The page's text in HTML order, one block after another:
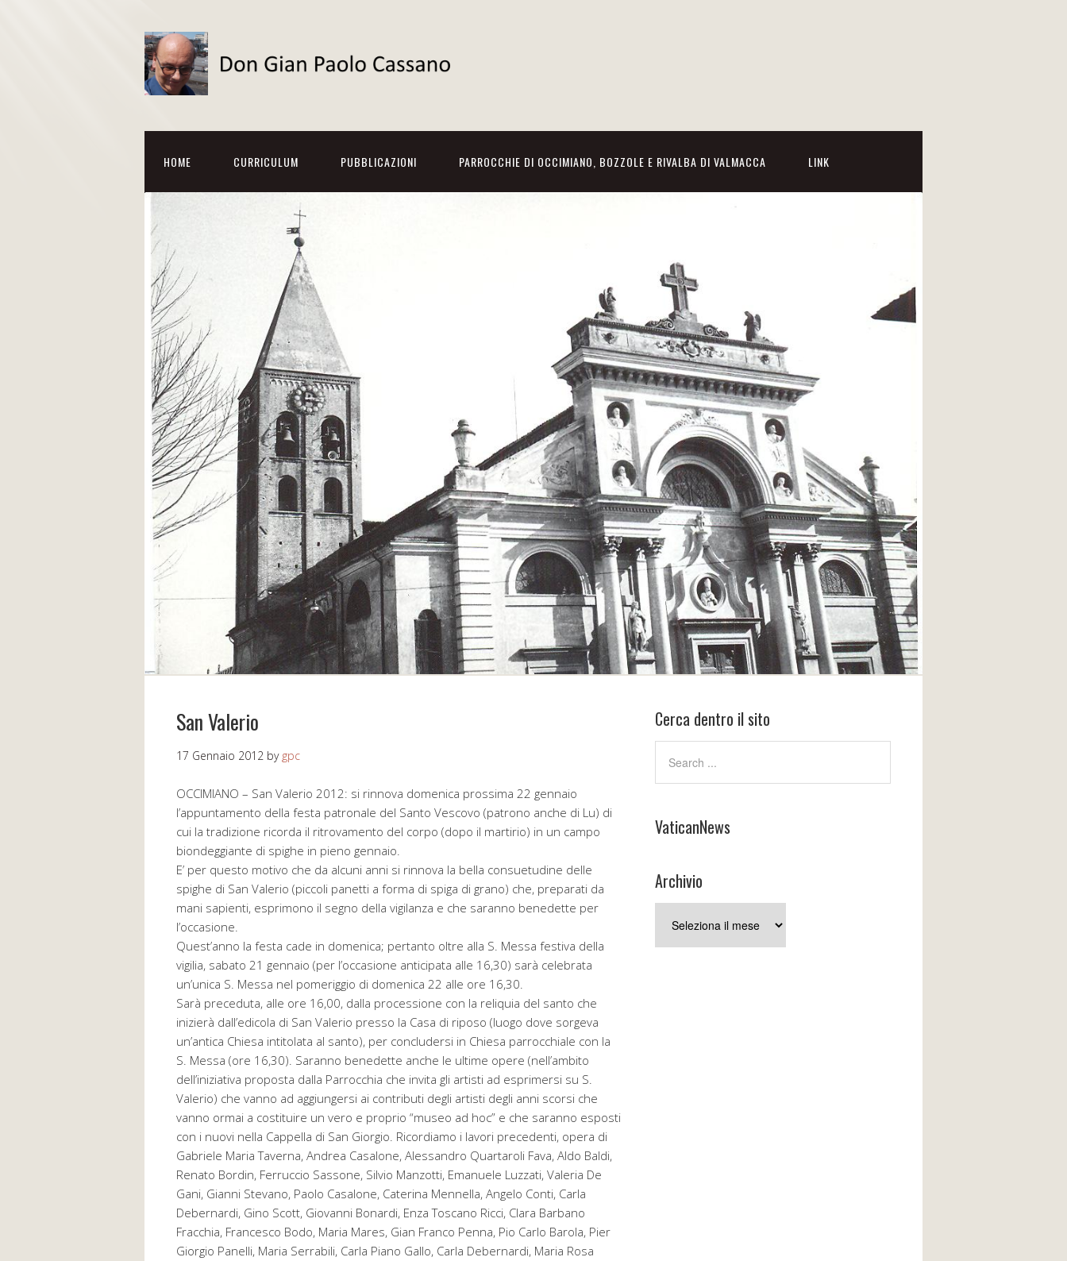
HOME CURRICULUM PUBBLICAZIONI PARROCCHIE DI OCCIMIANO, BOZZOLE E RIVALBA DI VALMACCA LINK
San Valerio
17 Gennaio 2012 by gpc
OCCIMIANO – San Valerio 2012: si rinnova domenica prossima 22 gennaio
l’appuntamento della festa patronale del Santo Vescovo (patrono anche di Lu) di
cui la tradizione ricorda il ritrovamento del corpo (dopo il martirio) in un campo
biondeggiante di spighe in pieno gennaio.
E’ per questo motivo che da alcuni anni si rinnova la bella consuetudine delle
spighe di San Valerio (piccoli panetti a forma di spiga di grano) che, preparati da
mani sapienti, esprimono il segno della vigilanza e che saranno benedette per
l’occasione.
Quest’anno la festa cade in domenica; pertanto oltre alla S. Messa festiva della
vigilia, sabato 21 gennaio (per l’occasione anticipata alle 16,30) sarà celebrata
un’unica S. Messa nel pomeriggio di domenica 22 alle ore 16,30.
Sarà preceduta, alle ore 16,00, dalla processione con la reliquia del santo che
inizierà dall’edicola di San Valerio presso la Casa di riposo (luogo dove sorgeva
un’antica Chiesa intitolata al santo), per concludersi in Chiesa parrocchiale con la
S. Messa (ore 16,30). Saranno benedette anche le ultime opere (nell’ambito
dell’iniziativa proposta dalla Parrocchia che invita gli artisti ad esprimersi su S.
Valerio) che vanno ad aggiungersi ai contributi degli artisti degli anni scorsi che
vanno ormai a costituire un vero e proprio “museo ad hoc” e che saranno esposti
con i nuovi nella Cappella di San Giorgio. Ricordiamo i lavori precedenti, opera di
Gabriele Maria Taverna, Andrea Casalone, Alessandro Quartaroli Fava, Aldo Baldi,
Renato Bordin, Ferruccio Sassone, Silvio Manzotti, Emanuele Luzzati, Valeria De
Gani, Gianni Stevano, Paolo Casalone, Caterina Mennella, Angelo Conti, Carla
Debernardi, Gino Scott, Giovanni Bonardi, Enza Toscano Ricci, Clara Barbano
Fracchia, Francesco Bodo, Maria Mares, Gian Franco Penna, Pio Carlo Barola, Pier
Giorgio Panelli, Maria Serrabili, Carla Piano Gallo, Carla Debernardi, Maria Rosa
Cerca dentro il sito
VaticanNews
Archivio